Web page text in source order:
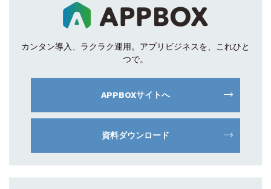
カンタン導入、ラクラク運用。 アプリビジネスを、これひと
つで。
APPBOXサイトへ
資料ダウンロード